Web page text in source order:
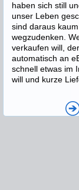
haben sich still
unser Leben
sind daraus
wegzudenken.
verkaufen will,
automatisch an
schnell etwas im
will und kurze